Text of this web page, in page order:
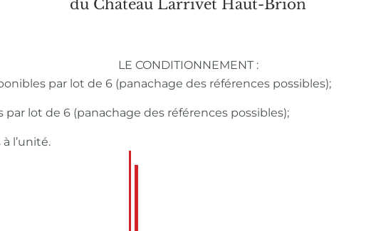
du Château Larrivet Haut-Brion
LE CONDITIONNEMENT :
par lot de 6 (panachage des références possibles);
lot de 6 (panachage des références possibles);
l’unité.